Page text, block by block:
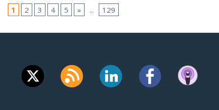
1
2 3 4 5 » ... 129